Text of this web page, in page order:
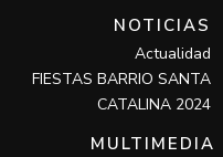
NOTICIAS
Actualidad
FIESTAS BARRIO SANTA
CATALINA 2024
MULTIMEDIA